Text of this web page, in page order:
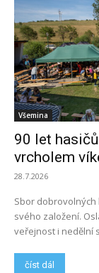
Všemina
90 let
vrcholem
28.7.2026
Sbor dobrovolných
svého založení.
veřejnost i nedělní
číst dál